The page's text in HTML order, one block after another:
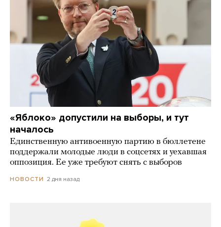
«Яблоко» допустили на выборы, и тут
началось
Единственную антивоенную партию в бюллетене
поддержали молодые люди в соцсетях и уехавшая
оппозиция. Ее уже требуют снять с выборов
НОВОСТИ 2 дня назад